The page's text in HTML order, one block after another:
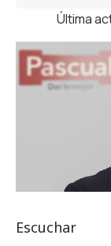
Última
Escuchar